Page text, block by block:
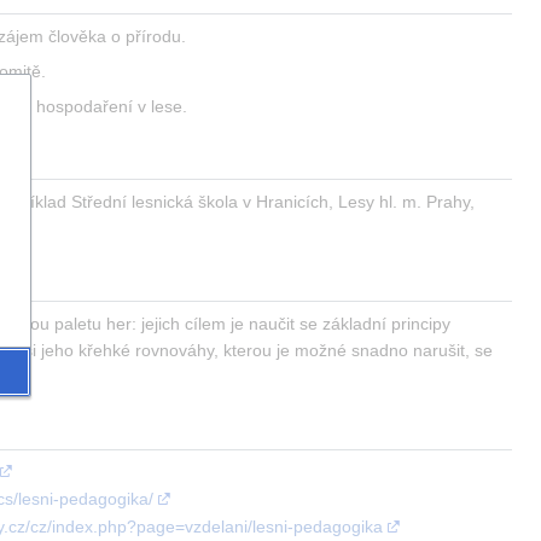
člověka o přírodu.
hospodaření v lese.
Střední lesnická škola v Hranicích, Lesy hl. m. Prahy,
paletu her: jejich cílem je naučit se základní principy
si jeho křehké rovnováhy, kterou je možné snadno narušit, se
lesni-pedagogika/
cz/index.php?page=vzdelani/lesni-pedagogika